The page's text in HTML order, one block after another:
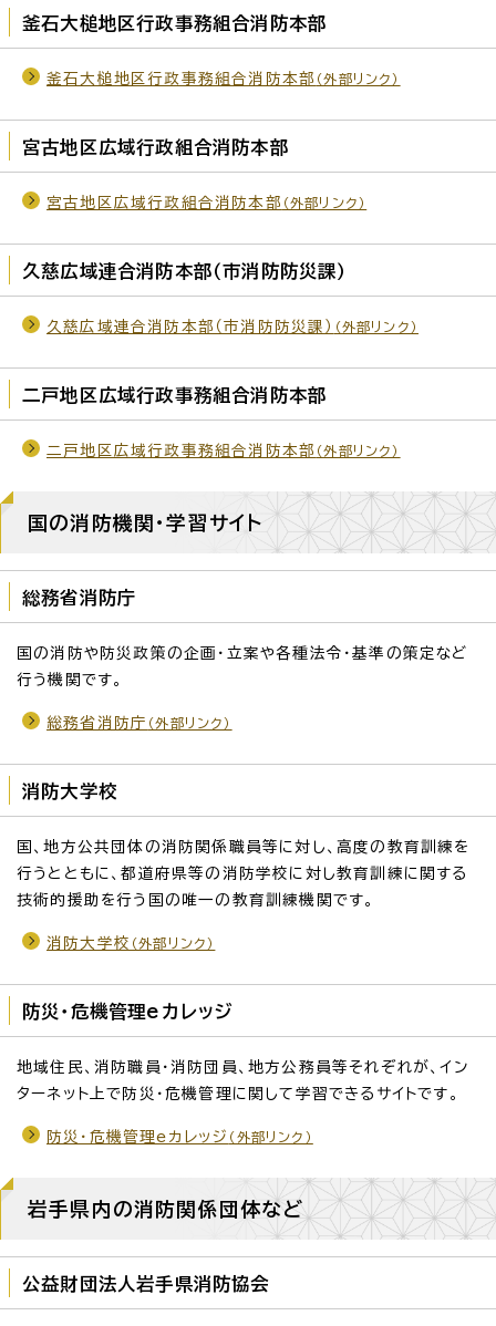
釜石大槌地区行政事務組合消防本部
釜石大槌地区行政事務組合消防本部 （外部リンク）
宮古地区広域行政組合消防本部
宮古地区広域行政組合消防本部 （外部リンク）
久慈広域連合消防本部（市消防防災課）
久慈広域連合消防本部（市消防防災課） （外部リンク）
二戸地区広域行政事務組合消防本部
二戸地区広域行政事務組合消防本部 （外部リンク）
国の消防機関・学習サイト
総務省消防庁
国の消防や防災政策の企画・立案や各種法令・基準の策定など
行う機関です。
総務省消防庁 （外部リンク）
消防大学校
国、地方公共団体の消防関係職員等に対し、高度の教育訓練を
行うとともに、都道府県等の消防学校に対し教育訓練に関する
技術的援助を行う国の唯一の教育訓練機関です。
消防大学校 （外部リンク）
防災・危機管理eカレッジ
地域住民、消防職員・消防団員、地方公務員等それぞれが、イン
ターネット上で防災・危機管理に関して学習できるサイトです。
防災・危機管理eカレッジ （外部リンク）
岩手県内の消防関係団体など
公益財団法人岩手県消防協会